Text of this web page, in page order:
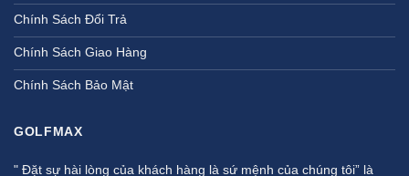
Chính Sách Đổi Trả
Chính Sách Giao Hàng
Chính Sách Bảo Mật
GOLFMAX
" Đặt sự hài lòng của khách hàng là sứ mệnh của chúng tôi” là